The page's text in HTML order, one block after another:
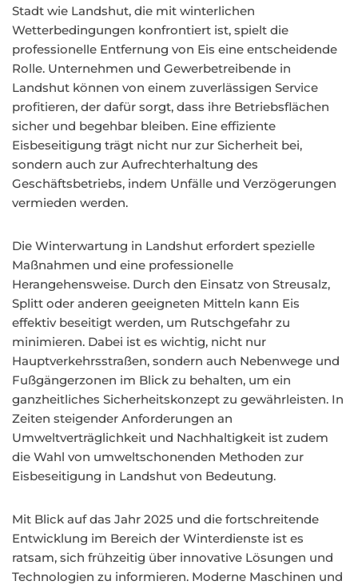
Stadt wie Landshut, die mit winterlichen
Wetterbedingungen konfrontiert ist, spielt die
professionelle Entfernung von Eis eine entscheidende
Rolle. Unternehmen und Gewerbetreibende in
Landshut können von einem zuverlässigen Service
profitieren, der dafür sorgt, dass ihre Betriebsflächen
sicher und begehbar bleiben. Eine effiziente
Eisbeseitigung trägt nicht nur zur Sicherheit bei,
sondern auch zur Aufrechterhaltung des
Geschäftsbetriebs, indem Unfälle und Verzögerungen
vermieden werden.
Die Winterwartung in Landshut erfordert spezielle
Maßnahmen und eine professionelle
Herangehensweise. Durch den Einsatz von Streusalz,
Splitt oder anderen geeigneten Mitteln kann Eis
effektiv beseitigt werden, um Rutschgefahr zu
minimieren. Dabei ist es wichtig, nicht nur
Hauptverkehrsstraßen, sondern auch Nebenwege und
Fußgängerzonen im Blick zu behalten, um ein
ganzheitliches Sicherheitskonzept zu gewährleisten. In
Zeiten steigender Anforderungen an
Umweltverträglichkeit und Nachhaltigkeit ist zudem
die Wahl von umweltschonenden Methoden zur
Eisbeseitigung in Landshut von Bedeutung.
Mit Blick auf das Jahr 2025 und die fortschreitende
Entwicklung im Bereich der Winterdienste ist es
ratsam, sich frühzeitig über innovative Lösungen und
Technologien zu informieren. Moderne Maschinen und